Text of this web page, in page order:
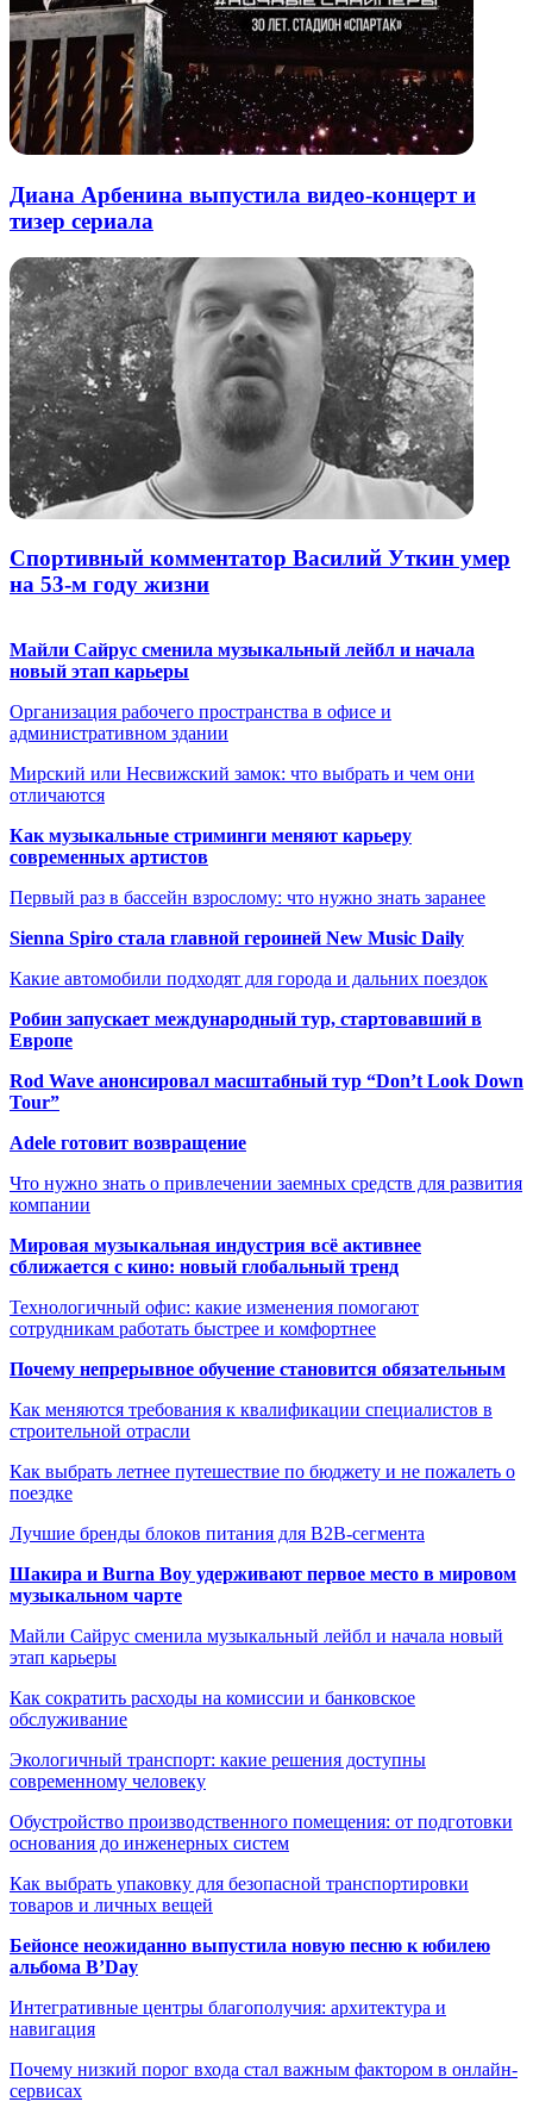
Диана Арбенина выпустила видео-концерт и
тизер сериала
Спортивный комментатор Василий Уткин умер
на 53-м году жизни
Майли Сайрус сменила музыкальный лейбл и начала
новый этап карьеры
Организация рабочего пространства в офисе и
административном здании
Мирский или Несвижский замок: что выбрать и чем они
отличаются
Как музыкальные стриминги меняют карьеру
современных артистов
Первый раз в бассейн взрослому: что нужно знать заранее
Sienna Spiro стала главной героиней New Music Daily
Какие автомобили подходят для города и дальних поездок
Робин запускает международный тур, стартовавший в
Европе
Rod Wave анонсировал масштабный тур “Don’t Look Down
Tour”
Adele готовит возвращение
Что нужно знать о привлечении заемных средств для развития
компании
Мировая музыкальная индустрия всё активнее
сближается с кино: новый глобальный тренд
Технологичный офис: какие изменения помогают
сотрудникам работать быстрее и комфортнее
Почему непрерывное обучение становится обязательным
Как меняются требования к квалификации специалистов в
строительной отрасли
Как выбрать летнее путешествие по бюджету и не пожалеть о
поездке
Лучшие бренды блоков питания для B2B-сегмента
Шакира и Burna Boy удерживают первое место в мировом
музыкальном чарте
Майли Сайрус сменила музыкальный лейбл и начала новый
этап карьеры
Как сократить расходы на комиссии и банковское
обслуживание
Экологичный транспорт: какие решения доступны
современному человеку
Обустройство производственного помещения: от подготовки
основания до инженерных систем
Как выбрать упаковку для безопасной транспортировки
товаров и личных вещей
Бейонсе неожиданно выпустила новую песню к юбилею
альбома B’Day
Интегративные центры благополучия: архитектура и
навигация
Почему низкий порог входа стал важным фактором в онлайн-
сервисах